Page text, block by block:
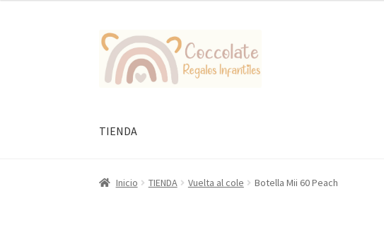
Ir
la
Ir
al
contenido
TIENDA
Inicio TIENDA Vuelta al cole Botella Mii 60 Peach